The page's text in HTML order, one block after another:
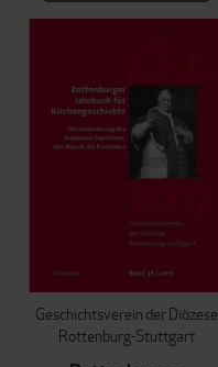
Geschichtsverein der Diözese
Rottenburg-Stuttgart